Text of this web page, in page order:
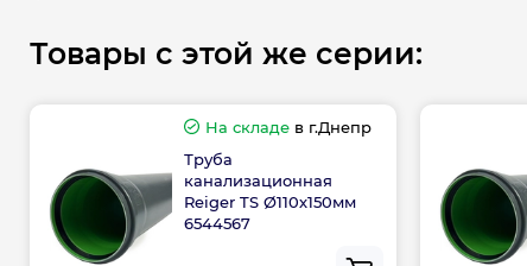
Товары с этой же серии:
На складе в г.Днепр
Труба
канализационная
Reiger TS Ø110х150мм
6544567